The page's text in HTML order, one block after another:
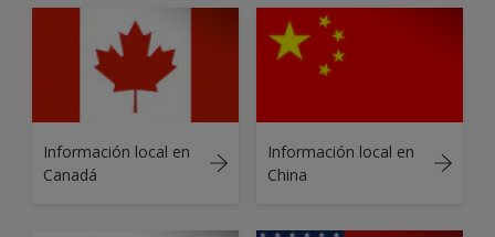
Información local en
Canadá
Información local en
China